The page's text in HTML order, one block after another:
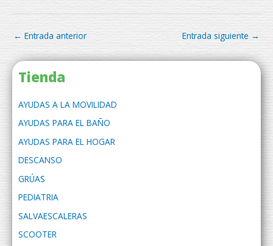
← Entrada anterior Entrada siguiente →
Tienda
AYUDAS A LA MOVILIDAD
AYUDAS PARA EL BAÑO
AYUDAS PARA EL HOGAR
DESCANSO
GRÚAS
PEDIATRIA
SALVAESCALERAS
SCOOTER